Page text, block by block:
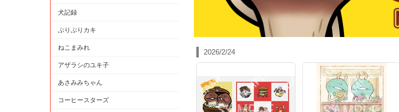
2026/2/24
犬記録
ぷりぷりカキ
ねこまみれ
アザラシのユキ子
あさみみちゃん
コーヒースターズ